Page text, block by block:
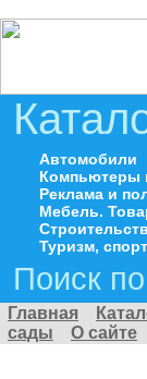
Автомобили
Компьютеры
Реклама и
Мебель.
Туризм,
Поиск
Главная
сады
О сайте